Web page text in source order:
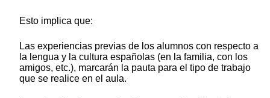
Esto implica que:
Las experiencias previas de los alumnos con respecto a
la lengua y la cultura españolas (en la familia, con los
amigos, etc.), marcarán la pauta para el tipo de trabajo
que se realice en el aula.